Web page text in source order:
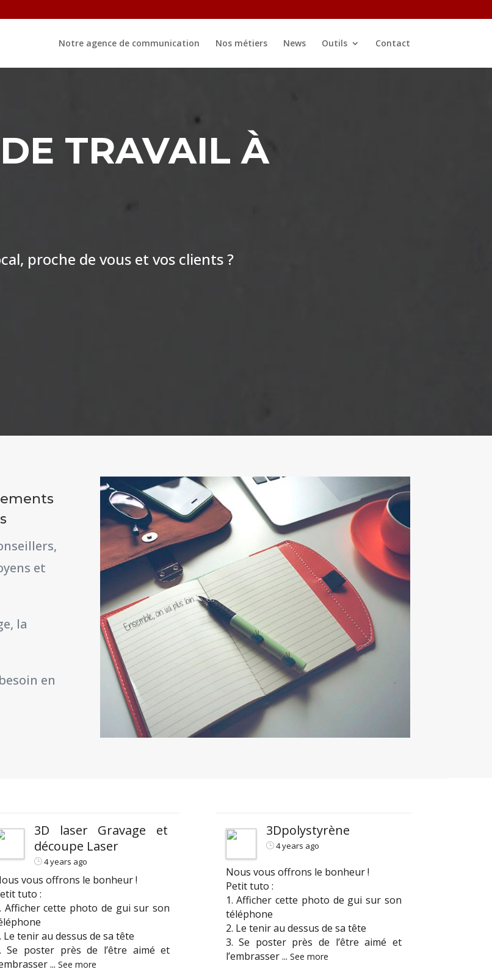
Notre agence de communication Nos métiers News Outils Contact
TRAVAIL À
proche de vous et vos clients ?
et
la
en
3D laser Gravage et
découpe Laser
4 years ago
vous offrons le bonheur !
tuto :
Afficher cette photo de gui sur son
Le tenir au dessus de sa tête
Se poster près de l’être aimé et
... See more
3Dpolystyrène
4 years ago
Nous vous offrons le bonheur !
Petit tuto :
1. Afficher cette photo de gui sur son
téléphone
2. Le tenir au dessus de sa tête
3. Se poster près de l’être aimé et
l’embrasser... See more